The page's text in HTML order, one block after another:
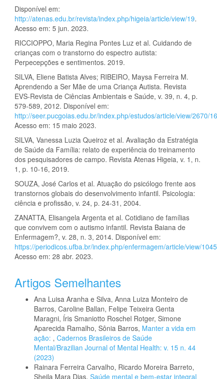
Disponível em:
http://atenas.edu.br/revista/index.php/higeia/article/view/19.
Acesso em: 5 jun. 2023.
RICCIOPPO, Maria Regina Pontes Luz et al. Cuidando de
crianças com o transtorno do espectro autista:
Perpecepções e sentimentos. 2019.
SILVA, Eliene Batista Alves; RIBEIRO, Maysa Ferreira M.
Aprendendo a Ser Mãe de uma Criança Autista. Revista
EVS-Revista de Ciências Ambientais e Saúde, v. 39, n. 4, p.
579-589, 2012. Disponível em:
http://seer.pucgoias.edu.br/index.php/estudos/article/view/2670/
Acesso em: 15 maio 2023.
SILVA, Vanessa Luzia Queiroz et al. Avaliação da Estratégia
de Saúde da Família: relato de experiência do treinamento
dos pesquisadores de campo. Revista Atenas Higeia, v. 1, n.
1, p. 10-16, 2019.
SOUZA, José Carlos et al. Atuação do psicólogo frente aos
transtornos globais do desenvolvimento infantil. Psicologia:
ciência e profissão, v. 24, p. 24-31, 2004.
ZANATTA, Elisangela Argenta et al. Cotidiano de famílias
que convivem com o autismo infantil. Revista Baiana de
Enfermagem?, v. 28, n. 3, 2014. Disponível em:
https://periodicos.ufba.br/index.php/enfermagem/article/view/
Acesso em: 28 abr. 2023.
Artigos Semelhantes
Ana Luisa Aranha e Silva, Anna Luiza Monteiro de
Barros, Caroline Ballan, Felipe Teixeira Genta
Maragni, Íris Smaniotto Roschel Rotger, Simone
Aparecida Ramalho, Sônia Barros, Manter a vida em
ação: , Cadernos Brasileiros de Saúde
Mental/Brazilian Journal of Mental Health: v. 15 n. 44
(2023)
Rainara Ferreira Carvalho, Ricardo Moreira Barreto,
Sheila Mara Dias, Saúde mental e bem-estar integral